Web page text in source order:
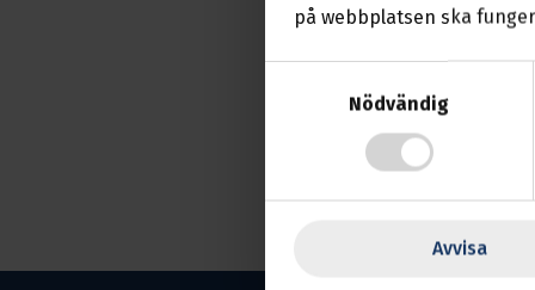
på webbplatsen ska
Nödvändig
Avvisa
så se till att närvara
Anmäl din närvaro till